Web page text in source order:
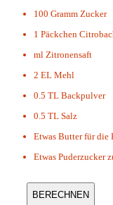
100 Gramm Zucker
1 Päckchen
ml Zitronensaft
2 EL Mehl
0.5 TL Backpulver
0.5 TL Salz
Etwas Butter für die
Etwas Puderzucker